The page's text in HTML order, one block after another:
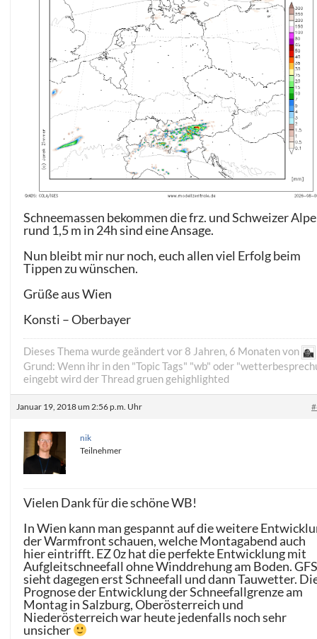
Schneemassen bekommen die frz. und Schweizer
rund 1,5 m in 24h sind eine Ansage.
Nun bleibt mir nur noch, euch allen viel Erfolg beim
Tippen zu wünschen.
Grüße aus Wien
Konsti – Oberbayer
Dieses Thema wurde geändert vor 8 Jahren, 6 Monaten von
Grund: Wenn ihr in den "Topic Tags" "wb" oder
eingebt wird der Thread gruen gehighlighted
Januar 19, 2018 um 2:56 p.m. Uhr
nik
Teilnehmer
Vielen Dank für die schöne WB!
In Wien kann man gespannt auf die weitere
der Warmfront schauen, welche Montagabend auch
hier eintrifft. EZ 0z hat die perfekte Entwicklung mit
Aufgleitschneefall ohne Winddrehung am Boden.
sieht dagegen erst Schneefall und dann Tauwetter.
Prognose der Entwicklung der Schneefallgrenze am
Montag in Salzburg, Oberösterreich und
Niederösterreich war heute jedenfalls noch sehr
unsicher